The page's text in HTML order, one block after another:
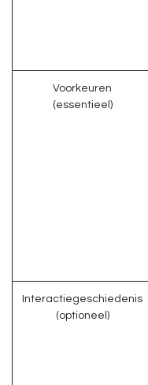
Voorkeuren
(essentieel)
Interactiegeschiedenis
(optioneel)